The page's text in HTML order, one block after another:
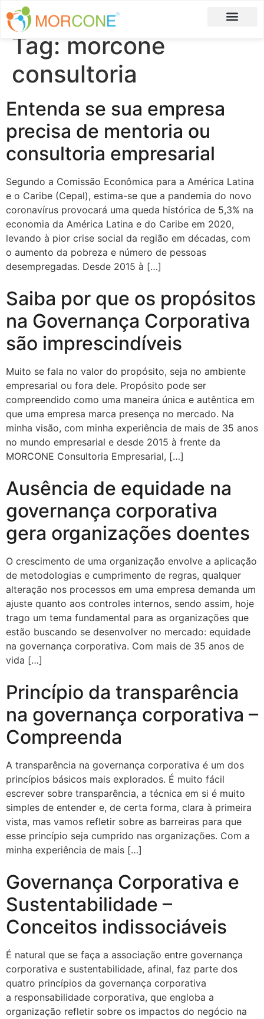
Tag: morcone
consultoria
Entenda se sua empresa
precisa de mentoria ou
consultoria empresarial
Segundo a Comissão Econômica para a América Latina
e o Caribe (Cepal), estima-se que a pandemia do novo
coronavírus provocará uma queda histórica de 5,3% na
economia da América Latina e do Caribe em 2020,
levando à pior crise social da região em décadas, com
o aumento da pobreza e número de pessoas
desempregadas. Desde 2015 à […]
Saiba por que os propósitos
na Governança Corporativa
são imprescindíveis
Muito se fala no valor do propósito, seja no ambiente
empresarial ou fora dele. Propósito pode ser
compreendido como uma maneira única e autêntica em
que uma empresa marca presença no mercado. Na
minha visão, com minha experiência de mais de 35 anos
no mundo empresarial e desde 2015 à frente da
MORCONE Consultoria Empresarial, […]
Ausência de equidade na
governança corporativa
gera organizações doentes
O crescimento de uma organização envolve a aplicação
de metodologias e cumprimento de regras, qualquer
alteração nos processos em uma empresa demanda um
ajuste quanto aos controles internos, sendo assim, hoje
trago um tema fundamental para as organizações que
estão buscando se desenvolver no mercado: equidade
na governança corporativa. Com mais de 35 anos de
vida […]
Princípio da transparência
na governança corporativa –
Compreenda
A transparência na governança corporativa é um dos
princípios básicos mais explorados. É muito fácil
escrever sobre transparência, a técnica em si é muito
simples de entender e, de certa forma, clara à primeira
vista, mas vamos refletir sobre as barreiras para que
esse princípio seja cumprido nas organizações. Com a
minha experiência de mais […]
Governança Corporativa e
Sustentabilidade –
Conceitos indissociáveis
É natural que se faça a associação entre governança
corporativa e sustentabilidade, afinal, faz parte dos
quatro princípios da governança corporativa
a responsabilidade corporativa, que engloba a
organização refletir sobre os impactos do negócio na